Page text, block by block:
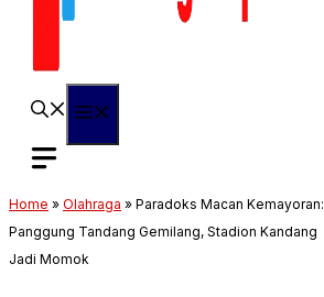
Home » Olahraga » Paradoks Macan Kemayoran:
Panggung Tandang Gemilang, Stadion Kandang
Jadi Momok